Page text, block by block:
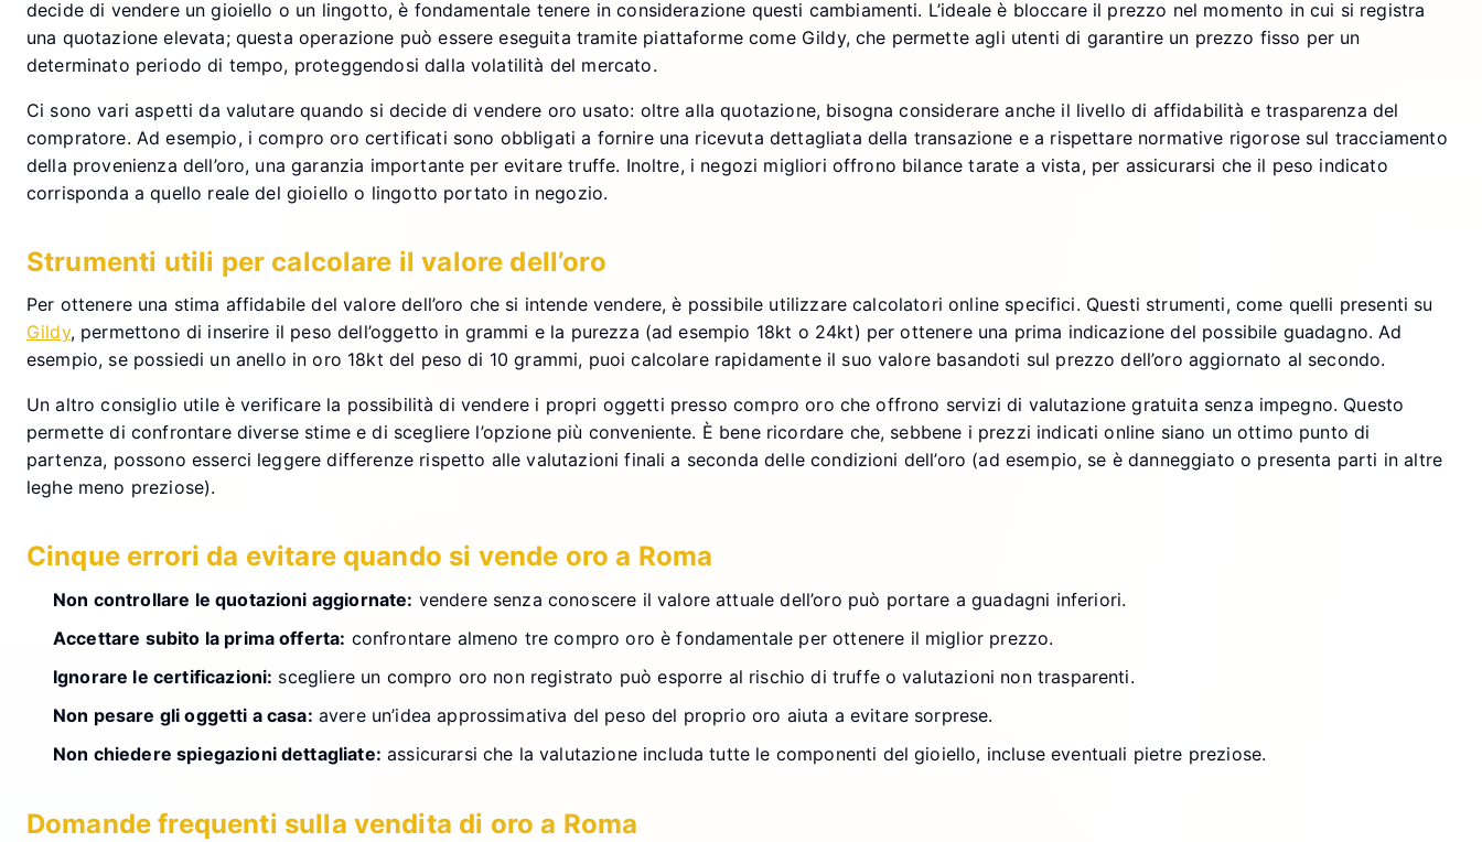
decide di vendere un gioiello o un lingotto, è fondamentale tenere in considerazione questi cambiamenti. L’ideale è bloccare il prezzo nel momento in cui si registra
una quotazione elevata; questa operazione può essere eseguita tramite piattaforme come Gildy, che permette agli utenti di garantire un prezzo fisso per un
determinato periodo di tempo, proteggendosi dalla volatilità del mercato.
Ci sono vari aspetti da valutare quando si decide di vendere oro usato: oltre alla quotazione, bisogna considerare anche il livello di affidabilità e trasparenza del
compratore. Ad esempio, i compro oro certificati sono obbligati a fornire una ricevuta dettagliata della transazione e a rispettare normative rigorose sul tracciamento
della provenienza dell’oro, una garanzia importante per evitare truffe. Inoltre, i negozi migliori offrono bilance tarate a vista, per assicurarsi che il peso indicato
corrisponda a quello reale del gioiello o lingotto portato in negozio.
Strumenti utili per calcolare il valore dell’oro
Per ottenere una stima affidabile del valore dell’oro che si intende vendere, è possibile utilizzare calcolatori online specifici. Questi strumenti, come quelli presenti su
Gildy, permettono di inserire il peso dell’oggetto in grammi e la purezza (ad esempio 18kt o 24kt) per ottenere una prima indicazione del possibile guadagno. Ad
esempio, se possiedi un anello in oro 18kt del peso di 10 grammi, puoi calcolare rapidamente il suo valore basandoti sul prezzo dell’oro aggiornato al secondo.
Un altro consiglio utile è verificare la possibilità di vendere i propri oggetti presso compro oro che offrono servizi di valutazione gratuita senza impegno. Questo
permette di confrontare diverse stime e di scegliere l’opzione più conveniente. È bene ricordare che, sebbene i prezzi indicati online siano un ottimo punto di
partenza, possono esserci leggere differenze rispetto alle valutazioni finali a seconda delle condizioni dell’oro (ad esempio, se è danneggiato o presenta parti in altre
leghe meno preziose).
Cinque errori da evitare quando si vende oro a Roma
Non controllare le quotazioni aggiornate: vendere senza conoscere il valore attuale dell’oro può portare a guadagni inferiori.
Accettare subito la prima offerta: confrontare almeno tre compro oro è fondamentale per ottenere il miglior prezzo.
Ignorare le certificazioni: scegliere un compro oro non registrato può esporre al rischio di truffe o valutazioni non trasparenti.
Non pesare gli oggetti a casa: avere un’idea approssimativa del peso del proprio oro aiuta a evitare sorprese.
Non chiedere spiegazioni dettagliate: assicurarsi che la valutazione includa tutte le componenti del gioiello, incluse eventuali pietre preziose.
Domande frequenti sulla vendita di oro a Roma